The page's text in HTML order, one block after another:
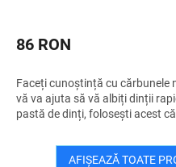
86 RON
Faceți cunoștință cu cărbunele
vă va ajuta să vă albiți dinții
pastă de dinți, folosești acest
AFIŞEAZĂ TOATE